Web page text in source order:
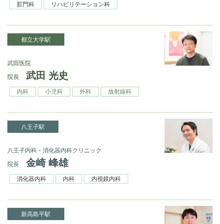
肛門科
リハビリテーション科
都立大学駅
武田医院
院長
武田 光史
内科 小児科 外科 放射線科
八王子駅
八王子内科・消化器内科クリニック
院長
金崎 峰雄
消化器内科 内科 内視鏡内科
新高島平駅